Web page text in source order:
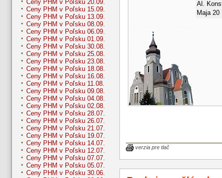
Ceny PHM v Poľsku 20.09.
Ceny PHM v Poľsku 15.09.
Ceny PHM v Poľsku 13.09.
Ceny PHM v Poľsku 08.09.
Ceny PHM v Poľsku 06.09.
Ceny PHM v Poľsku 01.09.
Ceny PHM v Poľsku 30.08.
Ceny PHM v Poľsku 25.08.
Ceny PHM v Poľsku 23.08.
Ceny PHM v Poľsku 18.08.
Ceny PHM v Poľsku 16.08.
Ceny PHM v Poľsku 11.08.
Ceny PHM v Poľsku 09.08.
Ceny PHM v Poľsku 04.08.
Ceny PHM v Poľsku 02.08.
Ceny PHM v Poľsku 28.07.
Ceny PHM v Poľsku 26.07.
Ceny PHM v Poľsku 21.07.
Ceny PHM v Poľsku 19.07.
Ceny PHM v Poľsku 14.07.
Ceny PHM v Poľsku 12.07.
Ceny PHM v Poľsku 07.07.
Ceny PHM v Poľsku 05.07.
Ceny PHM v Poľsku 30.06.
Al.
Maja 20
verzia pre tlač